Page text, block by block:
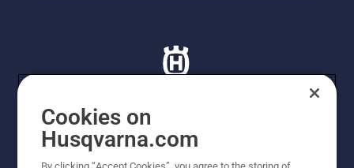
© Husqvarna AB (publ). Tutti i diritti riservati. I prezzi
Cookies on
Husqvarna.com